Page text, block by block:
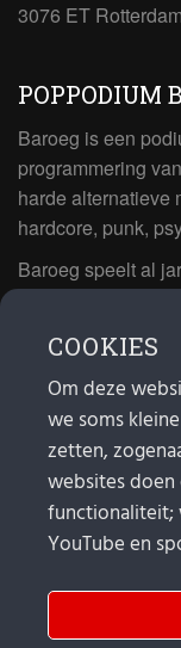
3076 ET Rotterdam
POPPODIUM
Baroeg is een
programmering
harde alternatieve
hardcore, punk,
Baroeg speelt al
jaar.
MAIL
Algemeen:
Bands &
Promotie &
COOKIES
Om deze
we soms
zetten,
websites doen
functionaliteit;
YouTube en